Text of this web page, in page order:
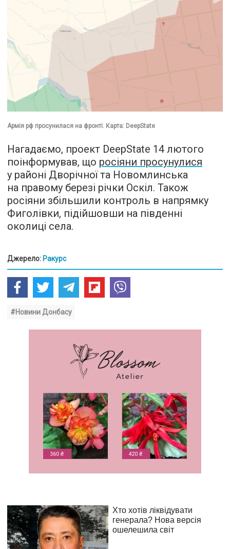
Армія рф просунилася на фронті. Карта: DeepState
Нагадаємо, проект DeepState 14 лютого
поінформував, що росіяни просунулися
у районі Дворічної та Новомлинська
на правому березі річки Оскіл. Також
росіяни збільшили контроль в напрямку
Фиголівки, підійшовши на південні
околиці села.
Джерело: Ракурс
#Новини Донбасу